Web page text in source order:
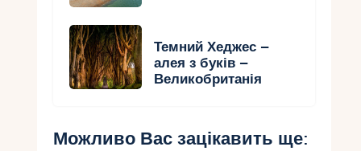
Темний Хеджес –
алея з буків –
Великобританія
Можливо Вас зацікавить ще: